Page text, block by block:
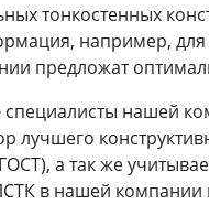
тонкостенных
например,
предложат
нашей
а так же
в нашей